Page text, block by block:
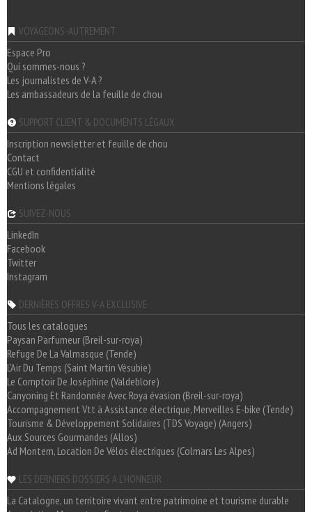
VOYAGEONS-AUTREMENT
Espace Pro
Qui sommes-nous ?
Les journalistes de V-A ?
Les ambassadeurs de la feuille de chou
SUPPORT CLIENT & DOCUMENTS LÉGAUX
Inscription newsletter et feuille de chou
Contact
CGU et confidentialité
Mentions légales
SUIVEZ-NOUS
LinkedIn
Facebook
Twitter
Instagram
DERNIÈRES OFFRES V-A EXCLUSIVE
Tous les catalogues
Paysan Parfumeur (Breil-sur-roya)
Refuge De La Valmasque (Tende)
L'Air Du Temps (Saint Martin Vésubie)
Le Comptoir De Joséphine (Valdeblore)
Canyoning Et Randonnée Avec Roya évasion (Breil-sur-roya)
Accompagnement Vtt à Assistance électrique, Merveilles E-bike (Tende)
Tourisme & Développement Solidaires (TDS Voyage) (Angers)
Aux Sources Gourmandes (Allos)
Ad Montem, Location De Vélos électriques (Colmars Les Alpes)
LES DERNIERS DOSSIERS A L'HONNEUR
La Catalogne, un territoire vivant entre patrimoine et tourisme durable